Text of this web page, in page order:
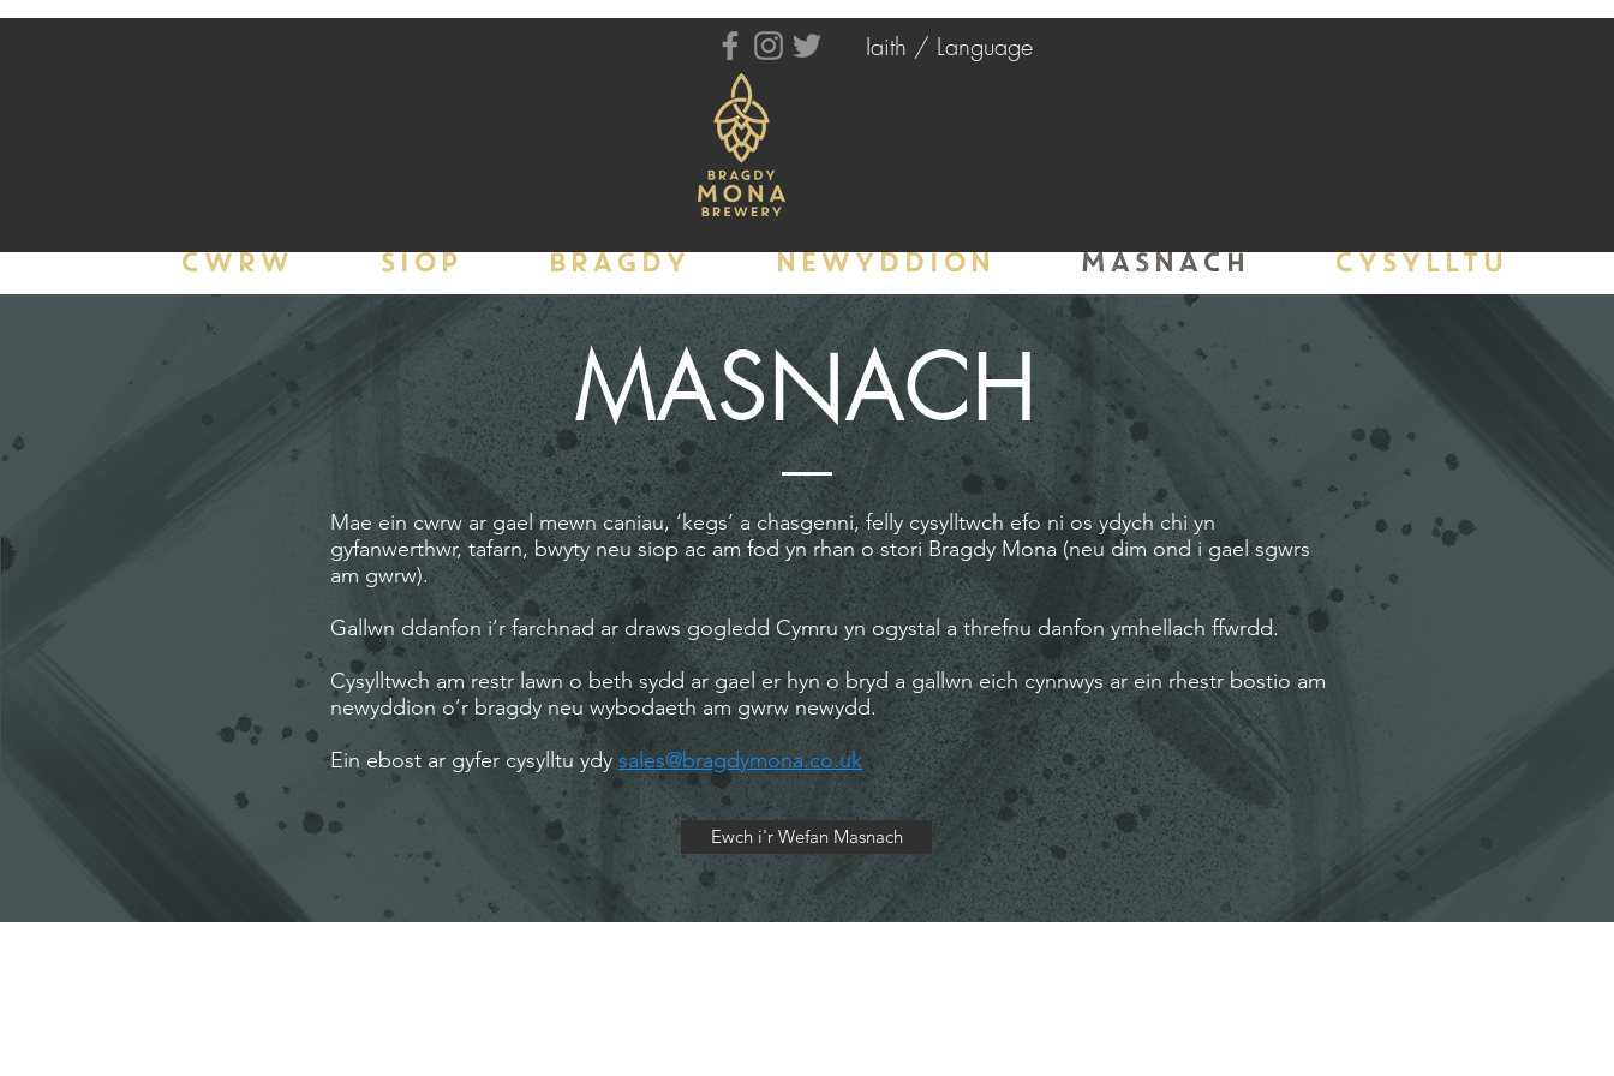
Iaith / Language
CWRW SIOP BRAGDY NEWYDDION MASNACH CYSYLLTU
MASNACH
Mae ein cwrw ar gael mewn caniau, ‘kegs’ a chasgenni, felly cysylltwch efo ni os ydych chi yn
gyfanwerthwr, tafarn, bwyty neu siop ac am fod yn rhan o stori Bragdy Mona (neu dim ond i gael sgwrs
am gwrw).
Gallwn ddanfon i’r farchnad ar draws gogledd Cymru yn ogystal a threfnu danfon ymhellach ffwrdd.
Cysylltwch am restr lawn o beth sydd ar gael er hyn o bryd a gallwn eich cynnwys ar ein rhestr bostio am
newyddion o’r bragdy neu wybodaeth am gwrw newydd.
Ein ebost ar gyfer cysylltu ydy sales@bragdymona.co.uk
Ewch i'r Wefan Masnach